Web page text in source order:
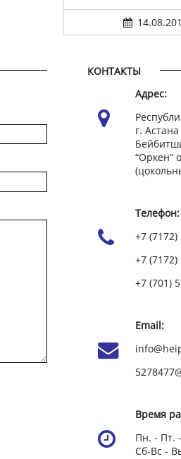
КОНТАКТЫ
Адрес:
г. Астана
“Оркен”
Телефон:
+7 (7172)
+7 (7172)
+7 (701)
Email:
Время
Пн. - Пт.
Сб-Вс -